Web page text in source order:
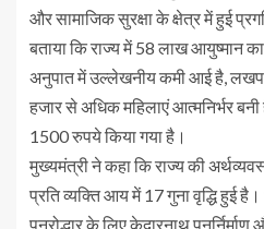
और सामाजिक सुरक्षा के क्षेत्र में हुई
बताया कि राज्य में 58 लाख आयुष्मान
अनुपात में उल्लेखनीय कमी आई है,
हजार से अधिक महिलाएं आत्मनिर्भर
1500 रुपये किया गया है।
मुख्यमंत्री ने कहा कि राज्य की
प्रति व्यक्ति आय में 17 गुना वृद्धि हुई
पुनरोद्धार के लिए केदारनाथ